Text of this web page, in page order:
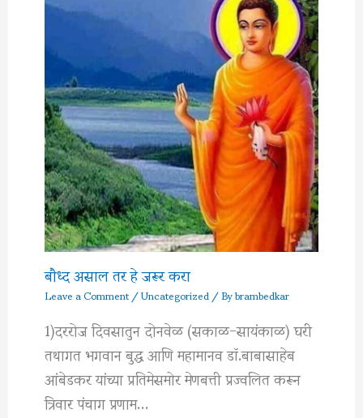
बौध्द असाल तर हे जरूर करा
Leave a Comment/Uncategorized/ Bybrambedkar
1)दररोज दिवसातुन दोनवेळ (सकाळ-सायंकाळ) घरी
तथागत भगवान बुद्ध आणि महामानव डॉ.बाबासाहेब
आंबेडकर यांच्या प्रतिमेसमोर मेणबत्ती प्रज्वलित करून
त्रिवार पंचाग प्रणाम…